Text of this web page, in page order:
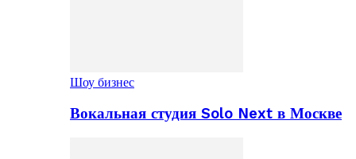
Шоу бизнес
Вокальная студия Solo Next в Москве